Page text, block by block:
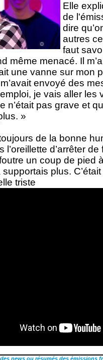
Elle
de
dire
autres
faut
même menacé. Il
une vanne sur
envoyé des
je vais aller les
pas grave et
»
de la bonne
l’oreillette d’arrêter
un coup de
plus.
triste
news ou résumés des